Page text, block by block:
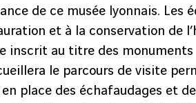
de ce musée lyonnais. Les
et à la conservation de
inscrit au titre des monuments
le parcours de visite
place des échafaudages et